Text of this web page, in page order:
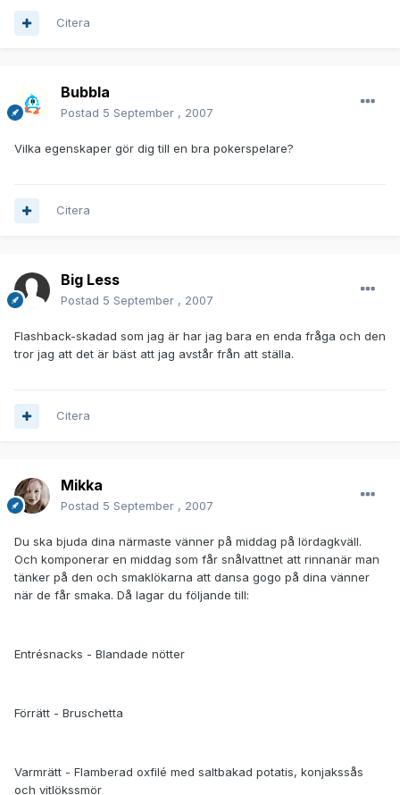
Citera
Bubbla
Postad 5 September , 2007
Vilka egenskaper gör dig till en bra pokerspelare?
Citera
Big Less
Postad 5 September , 2007
Flashback-skadad som jag är har jag bara en enda fråga och den
tror jag att det är bäst att jag avstår från att ställa.
Citera
Mikka
Postad 5 September , 2007
Du ska bjuda dina närmaste vänner på middag på lördagkväll.
Och komponerar en middag som får snålvattnet att rinnanär man
tänker på den och smaklökarna att dansa gogo på dina vänner
när de får smaka. Då lagar du följande till:
Entrésnacks - Blandade nötter
Förrätt - Bruschetta
Varmrätt - Flamberad oxfilé med saltbakad potatis, konjakssås
och vitlökssmör